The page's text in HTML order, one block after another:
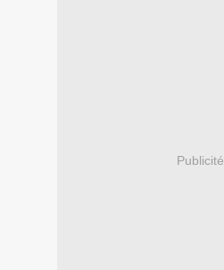
Publicité